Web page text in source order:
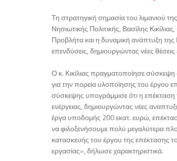
Τη στρατηγική σημασία του λιμανιού
Νησιωτικής Πολιτικής, Βασίλης
Προβλήτα και η δυναμική ανάπτυξη της
επενδύσεις, δημιουργώντας νέες
Ο κ. Κικίλιας πραγματοποίησε
για την πορεία υλοποίησης του έργου
σύσκεψης υπογράμμισε ότι η
ενέργειας, δημιουργώντας νέες
έργα υποδομής 200 εκατ. ευρώ,
να φιλοξενήσουμε πολύ μεγαλύτερα
κατασκευής του έργου της επέκτασης
εργασίας», δήλωσε χαρακτηριστικά.